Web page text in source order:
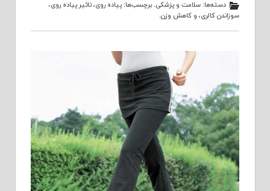
دسته‌ها:سلامت و پزشکی. برچسب‌ها:پیاده روی،تاثیر پیاده روی،
سوزاندن کالری، و کاهش وزن.